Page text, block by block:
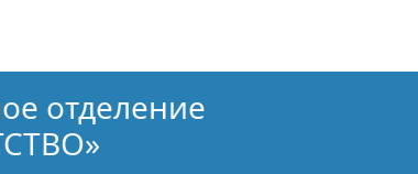
отделение